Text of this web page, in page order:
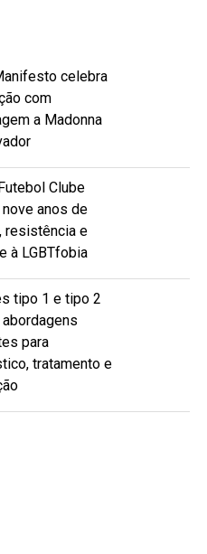
celebra
com
a Madonna
Clube
anos de
resistência e
à LGBTfobia
tipo 1 e tipo 2
para
tratamento e